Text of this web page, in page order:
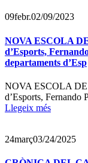
09febr.02/09/2023
NOVA ESCOLA
d’Esports,
departaments d’Esp
NOVA ESCOLA
d’Esports, Fernando
Llegeix més
24març03/24/2025